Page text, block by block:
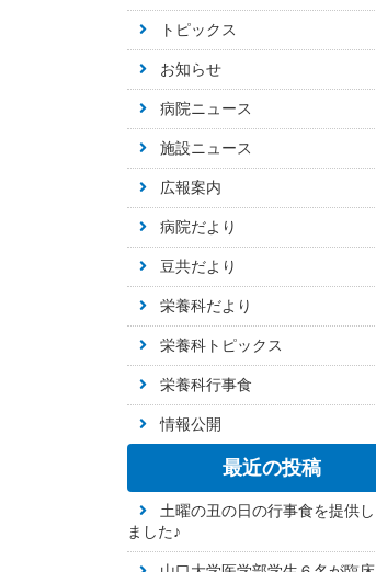
トピックス
お知らせ
病院ニュース
施設ニュース
広報案内
病院だより
豆共だより
栄養科だより
栄養科トピックス
栄養科行事食
情報公開
最近の投稿
土曜の丑の日の行事食を提供し
ました♪